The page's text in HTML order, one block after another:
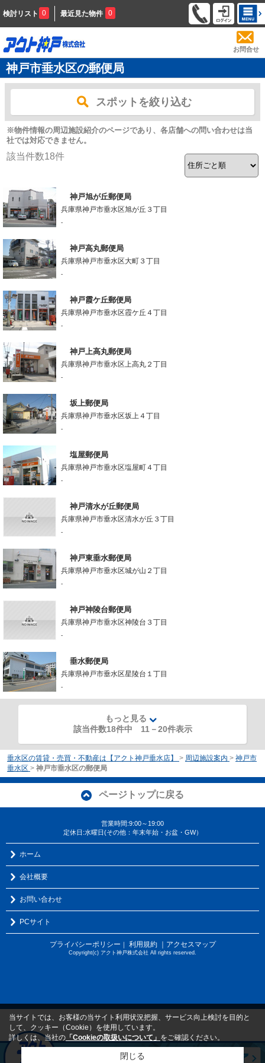
検討リスト 0 最近見た物件 0
お問合せ
神戸市垂水区の郵便局
スポットを絞り込む
※物件情報の周辺施設紹介のページであり、各店舗への問い合わせは当
社では対応できません。
該当件数18件
神戸旭が丘郵便局
兵庫県神戸市垂水区旭が丘３丁目
-
神戸高丸郵便局
兵庫県神戸市垂水区大町３丁目
-
神戸霞ケ丘郵便局
兵庫県神戸市垂水区霞ケ丘４丁目
-
神戸上高丸郵便局
兵庫県神戸市垂水区上高丸２丁目
-
坂上郵便局
兵庫県神戸市垂水区坂上４丁目
-
塩屋郵便局
兵庫県神戸市垂水区塩屋町４丁目
-
神戸清水が丘郵便局
兵庫県神戸市垂水区清水が丘３丁目
-
神戸東垂水郵便局
兵庫県神戸市垂水区城が山２丁目
-
神戸神陵台郵便局
兵庫県神戸市垂水区神陵台３丁目
-
垂水郵便局
兵庫県神戸市垂水区星陵台１丁目
-
もっと見る
該当件数18件中 11 －20件表示
垂水区の賃貸・売買・不動産は【アクト神戸垂水店】 > 周辺施設案内 > 神戸市
垂水区 > 神戸市垂水区の郵便局
ページトップに戻る
営業時間:9:00～19:00
定休日:水曜日(その他：年末年始・お盆・GW）
ホーム
会社概要
お問い合わせ
PCサイト
プライバシーポリシー ｜ 利用規約 ｜アクセスマップ
Copyright(c) アクト神戸株式会社 All rights reserved.
当サイトでは、お客様の当サイト利用状況把握、サービス向上検討を目的と
して、クッキー（Cookie）を使用しています。
詳しくは、当社の 「Cookieの取扱いについて」 をご確認ください。
閉じる